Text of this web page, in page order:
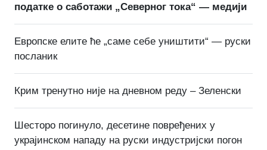
податке о саботажи „Северног тока“ — медији
Европске елите ће „саме себе уништити“ — руски
посланик
Крим тренутно није на дневном реду – Зеленски
Шесторо погинуло, десетине повређених у
украјинском нападу на руски индустријски погон